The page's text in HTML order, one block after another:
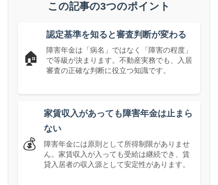
この記事の3つのポイント
🏠
認定基準を知ると審査判断が変わる
障害年金は「病名」ではなく「障害の程度」
で等級が決まります。不動産実務でも、入居
審査の正確な判断に役立つ知識です。
💰
家賃収入があっても障害年金は止まら
ない
障害年金には原則として所得制限がありませ
ん。家賃収入が入っても受給は継続でき、賃
貸入居者の収入源として安定性があります。